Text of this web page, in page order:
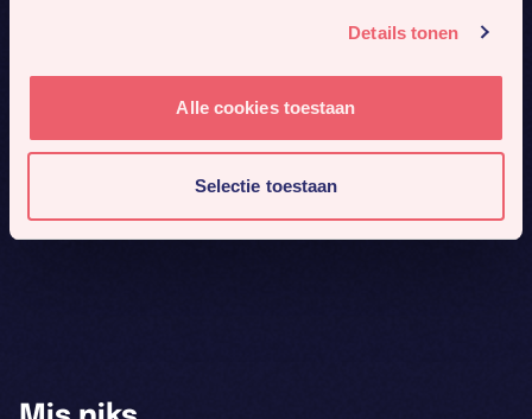
Details tonen
Alle cookies toestaan
Selectie toestaan